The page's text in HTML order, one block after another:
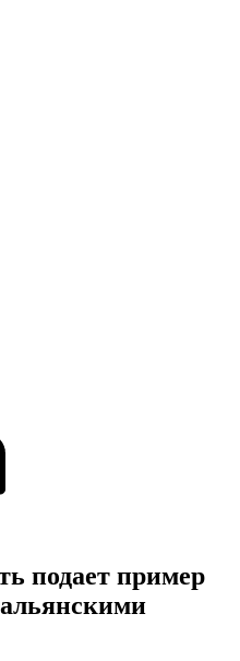
подает пример